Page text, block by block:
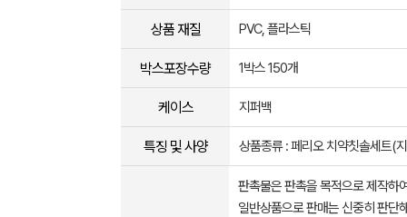
상품 재질 PVC, 플라스틱
박스포장수량 1박스 150개
케이스 지퍼백
특징 및 사양 상품종류 : 페리오 치약칫솔세트(
판촉물은 판촉을 목적으로 제작하
일반상품으로 판매는 신중히 판단